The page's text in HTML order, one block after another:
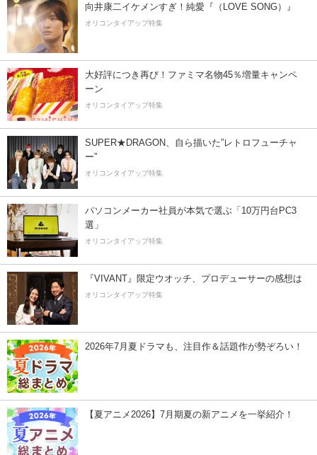
向井康二イケメンすぎ！純愛『（LOVE SONG）』
オリコンタイアップ特集
大好評につき再び！ファミマ名物45％増量キャンペ
ーン
オリコンタイアップ特集
SUPER★DRAGON、自ら描いた”レトロフューチャ
ー”
オリコンタイアップ特集
パソコンメーカー社員が本気で選ぶ「10万円台PC3
選」
オリコンタイアップ特集
『VIVANT』限定ウオッチ、プロデューサーの感想は
オリコンタイアップ特集
2026年7月夏ドラマも、注目作＆話題作が勢ぞろい！
【夏アニメ2026】7月期夏の新アニメを一挙紹介！